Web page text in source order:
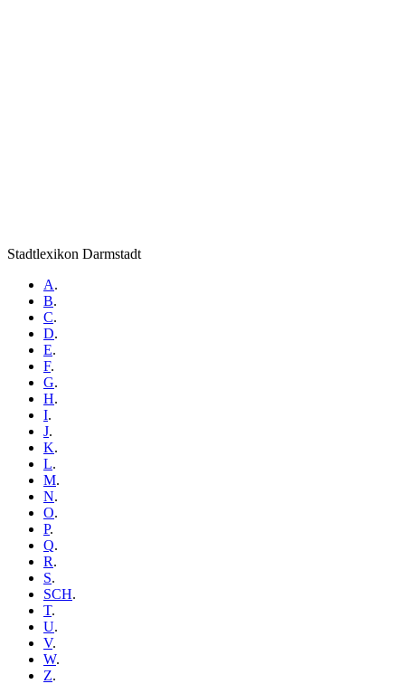
Stadtlexikon Darmstadt
A.
B.
C.
D.
E.
F.
G.
H.
I.
J.
K.
L.
M.
N.
O.
P.
Q.
R.
S.
SCH.
T.
U.
V.
W.
Z.